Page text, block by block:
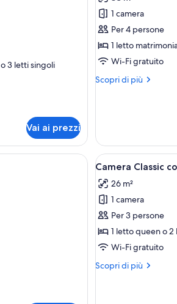
3 letti singoli
Vai ai prezzi
foto
per
Suite,
letti
1 camera
Per 4 persone
1 letto
Wi-Fi gratuito
Scopri di più
Altri
specchio a parete.
da letto di alta qualità, minibar, una cassaforte
Apri
tutte
le
foto
per
Camera
Classic
percorso
7
Camera Classic
26 m²
1 camera
Per 3 persone
1 letto queen o
Wi-Fi gratuito
Scopri di più
Altri